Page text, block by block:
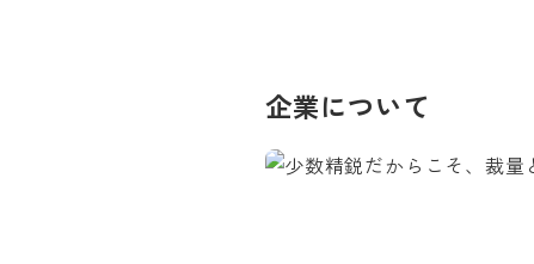
企業について